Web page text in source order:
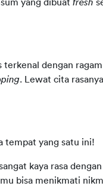
yang dibuat fresh
dengan
. Lewat cita
tempat yang satu ini!
kaya rasa
bisa menikmati